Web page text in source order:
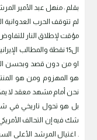
بقلم : منهل عبد الأمير
لم تتوقف الحرب العدوانية
مؤقت لإطلاق النار
ال15 نقطة والمطالب
او من دون قصد وبحسن
هو المهزوم ومن هو
نحن أمام مشهد معقد لا
بل هو تحول تاريخي في
شك فيه إن التحالف
. اغتيال المرشد الأعلى